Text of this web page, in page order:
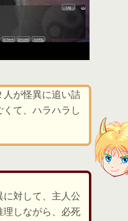
人が怪異に追い詰
て、ハラハラし
対して、主人公
理しながら、必死